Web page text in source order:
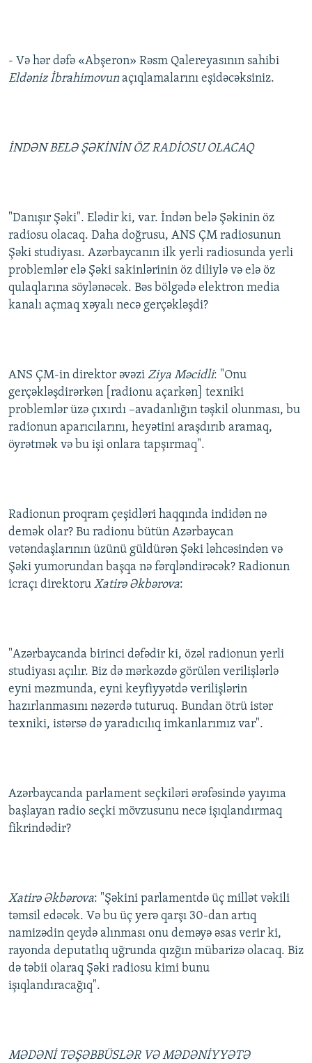
- Və hər dəfə «Abşeron» Rəsm Qalereyasının sahibi
Eldəniz İbrahimovunaçıqlamalarını eşidəcəksiniz.
İNDƏN BELƏ ŞƏKİNİN ÖZ RADİOSU OLACAQ
"Danışır Şəki". Elədir ki, var. İndən belə Şəkinin öz
radiosu olacaq. Daha doğrusu, ANS ÇM radiosunun
Şəki studiyası. Azərbaycanın ilk yerli radiosunda yerli
problemlər elə Şəki sakinlərinin öz diliylə və elə öz
qulaqlarına söylənəcək. Bəs bölgədə elektron media
kanalı açmaq xəyalı necə gerçəkləşdi?
ANS ÇM-in direktor əvəzi Ziya Məcidli: "Onu
gerçəkləşdirərkən [radionu açarkən] texniki
problemlər üzə çıxırdı –avadanlığın təşkil olunması, bu
radionun aparıcılarını, heyətini araşdırıb aramaq,
öyrətmək və bu işi onlara tapşırmaq".
Radionun proqram çeşidləri haqqında indidən nə
demək olar? Bu radionu bütün Azərbaycan
vətəndaşlarının üzünü güldürən Şəki ləhcəsindən və
Şəki yumorundan başqa nə fərqləndirəcək? Radionun
icraçı direktoru Xatirə Əkbərova:
"Azərbaycanda birinci dəfədir ki, özəl radionun yerli
studiyası açılır. Biz də mərkəzdə görülən verilişlərlə
eyni məzmunda, eyni keyfiyyətdə verilişlərin
hazırlanmasını nəzərdə tuturuq. Bundan ötrü istər
texniki, istərsə də yaradıcılıq imkanlarımız var".
Azərbaycanda parlament seçkiləri ərəfəsində yayıma
başlayan radio seçki mövzusunu necə işıqlandırmaq
fikrindədir?
Xatirə Əkbərova: "Şəkini parlamentdə üç millət vəkili
təmsil edəcək. Və bu üç yerə qarşı 30-dan artıq
namizədin qeydə alınması onu deməyə əsas verir ki,
rayonda deputatlıq uğrunda qızğın mübarizə olacaq. Biz
də təbii olaraq Şəki radiosu kimi bunu
işıqlandıracağıq".
MƏDƏNİ TƏŞƏBBÜSLƏR VƏ MƏDƏNİYYƏTƏ